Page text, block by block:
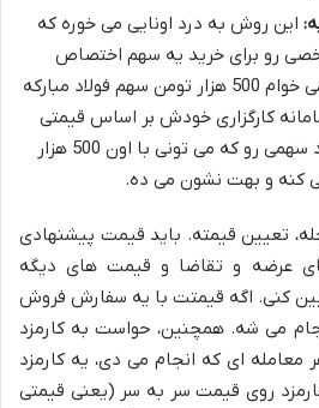
این روش به درد اونایی می خوره که
رو برای خرید یه سهم اختصاص
بدن. مثلاً می گی من می خوام 500 هزار تومن سهم فولاد مبارکه
کارگزاری خودش بر اساس قیمتی
که وارد می کنی، تعداد سهمی رو که می تونی با اون 500 هزار
کنه و بهت نشون می ده.
تعیین قیمته. باید قیمت پیشنهادی
عرضه و تقاضا و قیمت های دیگه
کنی. اگه قیمتت با یه سفارش فروش
می شه. همچنین، حواست به کارمزد
معامله ای که انجام می دی، یه کارمزد
روی قیمت سر به سر (یعنی قیمتی